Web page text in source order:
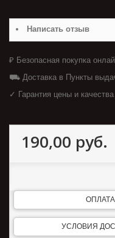
Написать отзыв
₽ Безопасная покупка
⛟ Доставка в Пункты
✓ Гарантия цены и
190,00 руб.
ОПЛАТА
УСЛОВИЯ